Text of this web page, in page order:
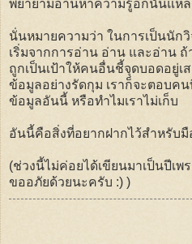
พยายามอ่านหาความรู้อีกนั่นแหล
นั่นหมายความว่า ในการเป็นนัก
เริ่มจากการอ่าน อ่าน และอ่าน ถ้
ถูกเป็นเป้าให้คนอื่นชี้จุดบอดอยู่เ
ข้อมูลอย่างรัดกุม เราก็จะตอบคน
ข้อมูลอันนี้ หรือทำไมเราไม่เก็บ
อันนี้คือสิ่งที่อยากฝากไว้สำหรับมื
(ช่วงนี้ไม่ค่อยได้เขียนมาเป็นปีเพ
ขออภัยด้วยนะครับ :) )